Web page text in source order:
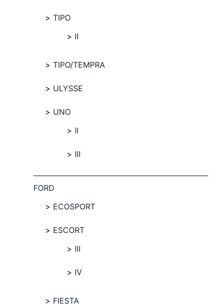
TIPO
II
TIPO/TEMPRA
ULYSSE
UNO
II
III
FORD
ECOSPORT
ESCORT
III
IV
FIESTA